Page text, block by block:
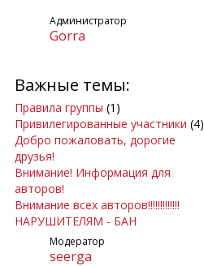
Администратор
Gorra
Важные темы:
Правила группы (1)
Привилегированные участники (4)
Добро пожаловать, дорогие
друзья!
Внимание! Информация для
авторов!
Внимание всех авторов!!!!!!!!!!!!!
НАРУШИТЕЛЯМ - БАН
Модератор
seerga